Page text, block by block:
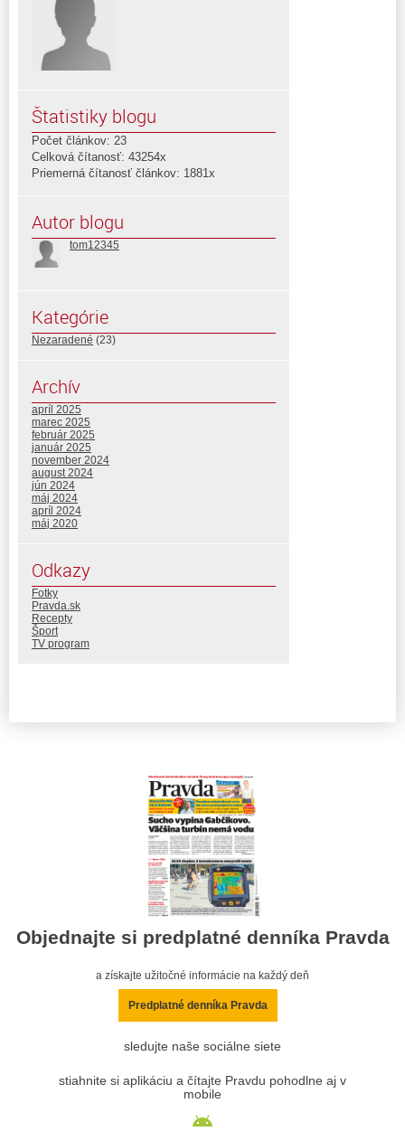
Štatistiky blogu
Počet článkov: 23
Celková čítanosť: 43254x
Priemerná čítanosť článkov: 1881x
Autor blogu
tom12345
Kategórie
Nezaradené (23)
Archív
apríl 2025
marec 2025
február 2025
január 2025
november 2024
august 2024
jún 2024
máj 2024
apríl 2024
máj 2020
Odkazy
Fotky
Pravda.sk
Recepty
Šport
TV program
Objednajte si predplatné denníka Pravda
a získajte užitočné informácie na každý deň
Predplatné denníka Pravda
sledujte naše sociálne siete
stiahnite si aplikáciu a čítajte Pravdu pohodlne aj v
mobile